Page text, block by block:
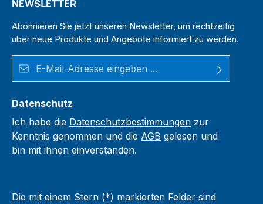
NEWSLETTER
Abonnieren Sie jetzt unseren Newsletter, um rechtzeitig
über neue Produkte und Angebote informiert zu werden.
Datenschutz
Ich habe die Datenschutzbestimmungen zur
Kenntnis genommen und die AGB gelesen und
bin mit ihnen einverstanden.
Die mit einem Stern (*) markierten Felder sind